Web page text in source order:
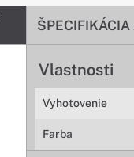
ŠPECIFIKÁCIA
Vlastnosti
Vyhotovenie
Farba